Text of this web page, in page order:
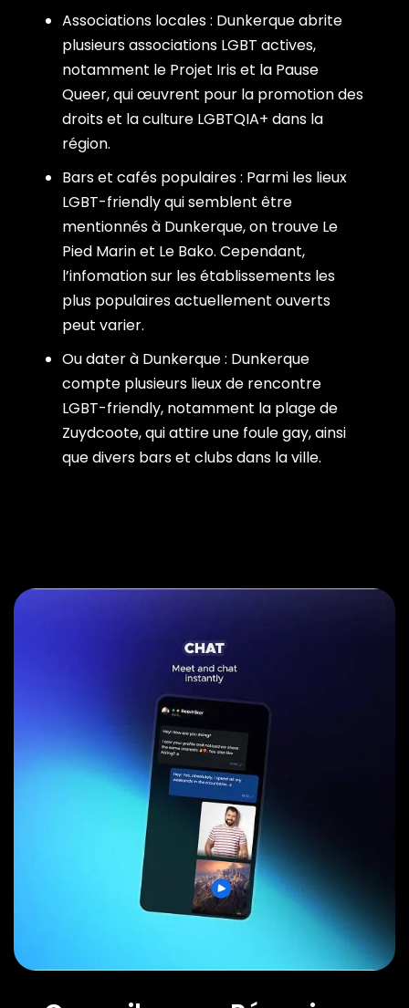
Associations locales : Dunkerque abrite
plusieurs associations LGBT actives,
notamment le Projet Iris et la Pause
Queer, qui œuvrent pour la promotion des
droits et la culture LGBTQIA+ dans la
région.
Bars et cafés populaires : Parmi les lieux
LGBT-friendly qui semblent être
mentionnés à Dunkerque, on trouve Le
Pied Marin et Le Bako. Cependant,
l’infomation sur les établissements les
plus populaires actuellement ouverts
peut varier.
Ou dater à Dunkerque : Dunkerque
compte plusieurs lieux de rencontre
LGBT-friendly, notamment la plage de
Zuydcoote, qui attire une foule gay, ainsi
que divers bars et clubs dans la ville.